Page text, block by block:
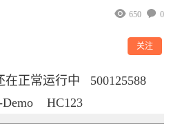
0
650
关注
在正常运行中 500125588
Demo HC123